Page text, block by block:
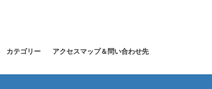
カテゴリー アクセスマップ＆問い合わせ先